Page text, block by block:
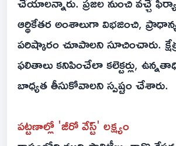
ఆర్థికేతర అంశాలుగా విభజించి,
పరిష్కారం చూపాలని సూచించారు.
ఫలితాలు కనిపించేలా కలెక్టర్లు,
బాధ్యత తీసుకోవాలని స్పష్టం చేశారు.
పట్టణాల్లో 'జీరో వేస్ట్' లక్ష్యం